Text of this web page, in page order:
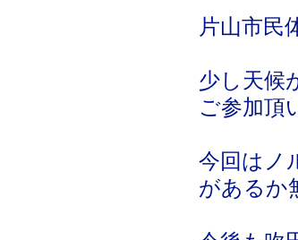
片山市民
少し天候
ご参加頂
今回はノ
があるか